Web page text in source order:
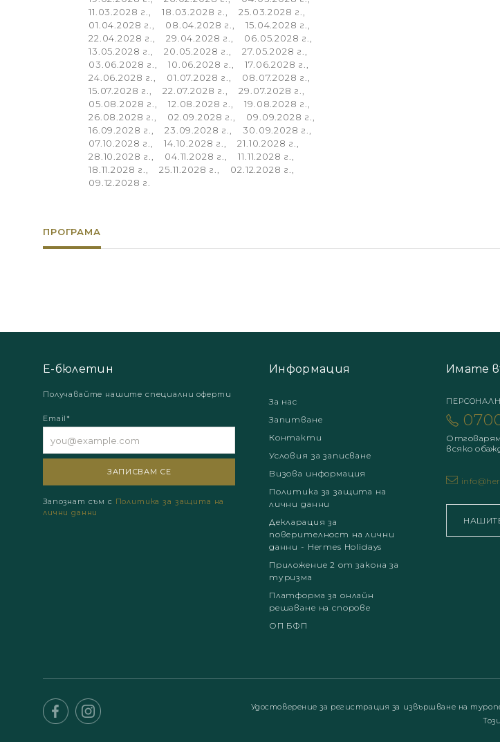
ПРОГРАМА
Е-бюлетин
Получавайте нашите специални оферти
Email*
Запознат съм с Политика за защита на
лични данни
Информация
За нас
Запитване
Контакти
Условия за записване
Визова информация
Политика за защита на
лични данни
Декларация за
поверителност на лични
данни - Hermes Holidays
Приложение 2 от закона за
туризма
Платформа за онлайн
решаване на спорове
ОП БФП
Имате
всяко
Удостоверение за регистрация за извършване на